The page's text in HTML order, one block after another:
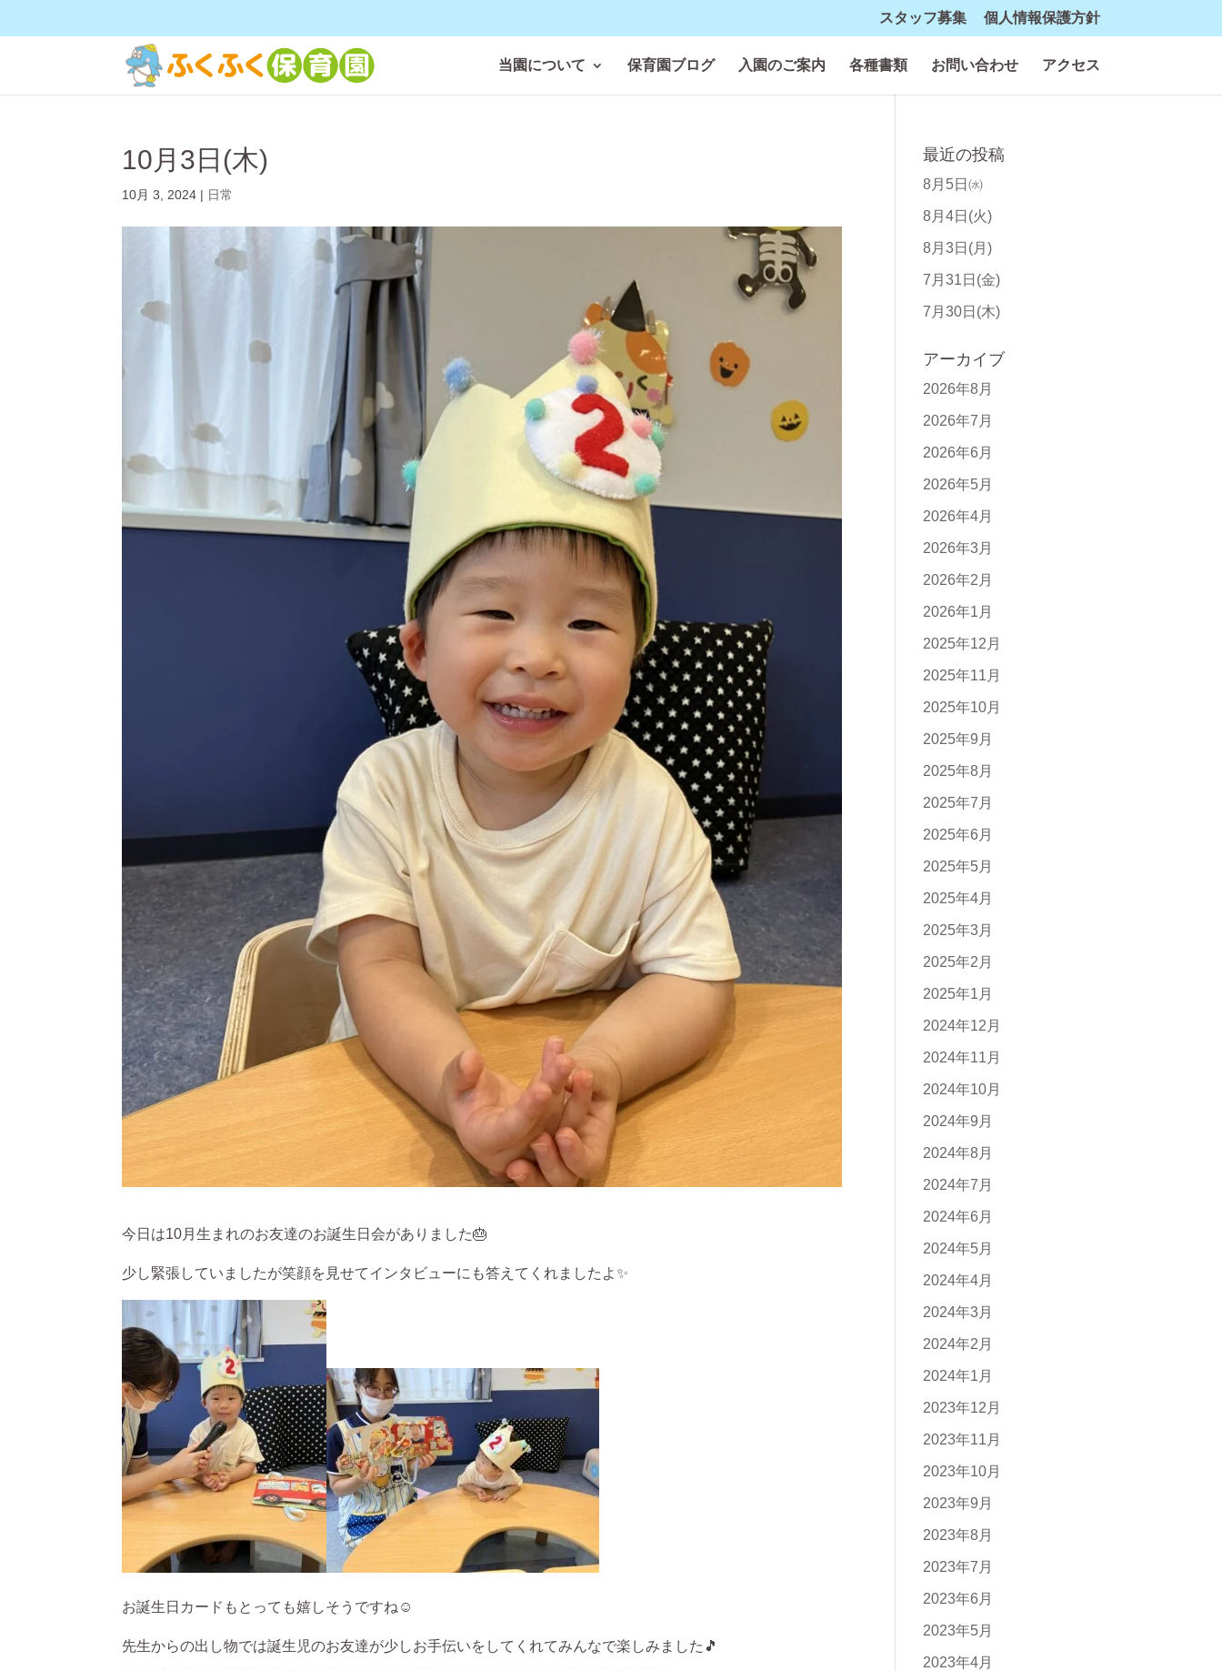
スタッフ募集 個人情報保護方針
当園について 保育園ブログ 入園のご案内 各種書類 お問い合わせ アクセス
10月3日(木)
10月 3, 2024 | 日常
今日は10月生まれのお友達のお誕生日会がありました🎂
少し緊張していましたが笑顔を見せてインタビューにも答えてくれましたよ✨
お誕生日カードもとっても嬉しそうですね☺
先生からの出し物では誕生児のお友達が少しお手伝いをしてくれてみんなで楽しみました🎵
最近の投稿
8月5日㈬
8月4日(火)
8月3日(月)
7月31日(金)
7月30日(木)
アーカイブ
2026年8月
2026年7月
2026年6月
2026年5月
2026年4月
2026年3月
2026年2月
2026年1月
2025年12月
2025年11月
2025年10月
2025年9月
2025年8月
2025年7月
2025年6月
2025年5月
2025年4月
2025年3月
2025年2月
2025年1月
2024年12月
2024年11月
2024年10月
2024年9月
2024年8月
2024年7月
2024年6月
2024年5月
2024年4月
2024年3月
2024年2月
2024年1月
2023年12月
2023年11月
2023年10月
2023年9月
2023年8月
2023年7月
2023年6月
2023年5月
2023年4月